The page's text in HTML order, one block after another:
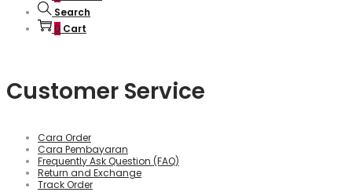
Search
0 Cart
Customer Service
Cara Order
Cara Pembayaran
Frequently Ask Question (FAQ)
Return and Exchange
Track Order